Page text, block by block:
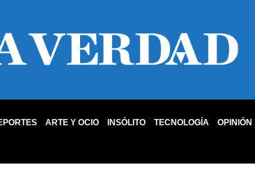
ARTE Y OCIO INSÓLITO TECNOLOGÍA OPINIÓN